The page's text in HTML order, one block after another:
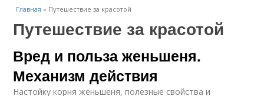
Главная » Путешествие за красотой
Путешествие за красотой
Вред и польза женьшеня.
Механизм действия
Настойку корня женьшеня, полезные свойства и